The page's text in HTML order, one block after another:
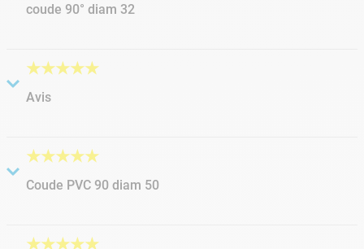
coude 90° diam 32
très bien
★★★★★
Avis
Produit de très bonne qualité
★★★★★
Coude PVC 90 diam 50
★★★★★